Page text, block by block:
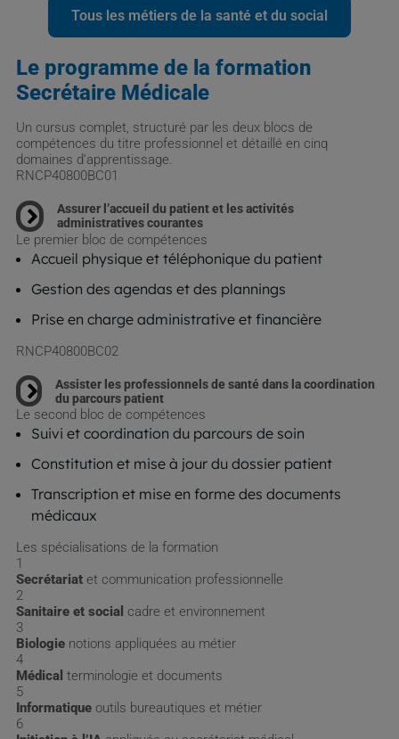
Tous les métiers de la santé et du social
Le programme de la formation
Secrétaire Médicale
Un cursus complet, structuré par les deux blocs de
compétences du titre professionnel et détaillé en cinq
domaines d’apprentissage.
RNCP40800BC01
Assurer l’accueil du patient et les activités
administratives courantes
Le premier bloc de compétences
Accueil physique et téléphonique du patient
Gestion des agendas et des plannings
Prise en charge administrative et financière
RNCP40800BC02
Assister les professionnels de santé dans la coordination
du parcours patient
Le second bloc de compétences
Suivi et coordination du parcours de soin
Constitution et mise à jour du dossier patient
Transcription et mise en forme des documents
médicaux
Les spécialisations de la formation
1
Secrétariat et communication professionnelle
2
Sanitaire et social cadre et environnement
3
Biologie notions appliquées au métier
4
Médical terminologie et documents
5
Informatique outils bureautiques et métier
6